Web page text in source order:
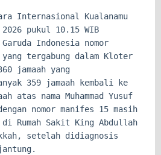
Internasional Kualanamu
pukul 10.15 WIB
Garuda Indonesia nomor
yang tergabung dalam Kloter
jamaah yang
359 jamaah kembali ke
atas nama Muhammad Yusuf
nomor manifes 15 masih
Rumah Sakit King Abdullah
setelah didiagnosis